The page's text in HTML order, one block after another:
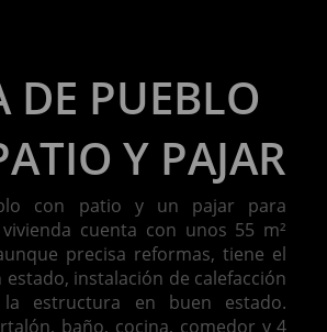
DE PUEBLO
Y PAJAR
con patio y un pajar para
cuenta con unos 55 m²
precisa reformas, tiene el
instalación de calefacción
estructura en buen estado.
baño, cocina, comedor y 4